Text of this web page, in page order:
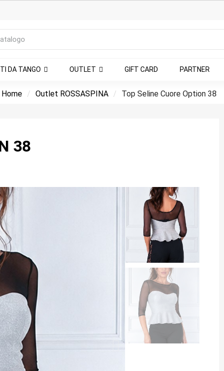
DA TANGO OUTLET GIFT CARD PARTNER
Home Outlet ROSSASPINA Top Seline Cuore Option 38
38